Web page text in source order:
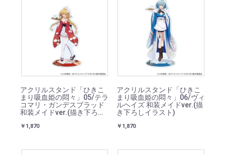
アクリルスタンド「ひきこ
まり吸血姫の悶々」05/テラ
コマリ・ガンデスブラッド
和装メイドver.(描き下ろし
￥1,870
アクリルスタンド「ひきこ
まり吸血姫の悶々」06/ヴィ
ルヘイズ 和装メイドver.(描
き下ろしイラスト)
￥1,870